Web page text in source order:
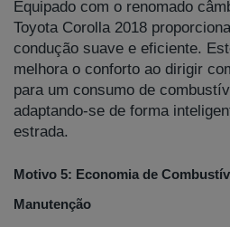
Equipado com o renomado
Toyota Corolla 2018
condução suave e eficiente.
melhora o conforto ao dirigir
para um consumo de
adaptando-se de forma
estrada.
Motivo 5: Economia de
Manutenção